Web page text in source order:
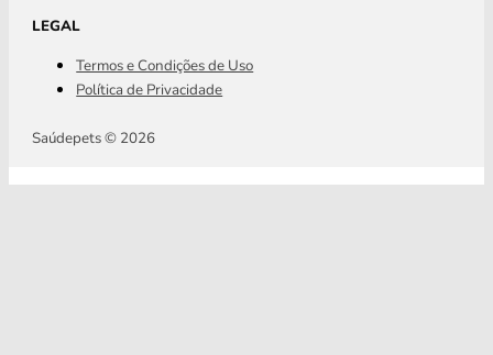
LEGAL
Termos e Condições de Uso
Política de Privacidade
Saúdepets © 2026